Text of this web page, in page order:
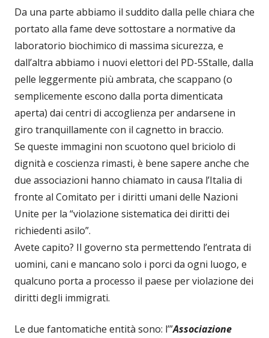
Da una parte abbiamo il suddito dalla pelle chiara che
portato alla fame deve sottostare a normative da
laboratorio biochimico di massima sicurezza, e
dall’altra abbiamo i nuovi elettori del PD-5Stalle, dalla
pelle leggermente più ambrata, che scappano (o
semplicemente escono dalla porta dimenticata
aperta) dai centri di accoglienza per andarsene in
giro tranquillamente con il cagnetto in braccio.
Se queste immagini non scuotono quel briciolo di
dignità e coscienza rimasti, è bene sapere anche che
due associazioni hanno chiamato in causa l’Italia di
fronte al Comitato per i diritti umani delle Nazioni
Unite per la “violazione sistematica dei diritti dei
richiedenti asilo”.
Avete capito? Il governo sta permettendo l’entrata di
uomini, cani e mancano solo i porci da ogni luogo, e
qualcuno porta a processo il paese per violazione dei
diritti degli immigrati.
Le due fantomatiche entità sono: l’”Associazione